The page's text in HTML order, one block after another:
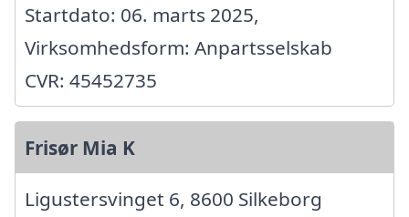
Startdato: 06. marts 2025,
Virksomhedsform: Anpartsselskab
CVR: 45452735
Frisør Mia K
Ligustersvinget 6, 8600 Silkeborg